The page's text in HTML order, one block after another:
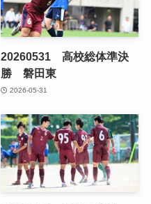
20260531 高校総体準決
勝 磐田東
2026-05-31